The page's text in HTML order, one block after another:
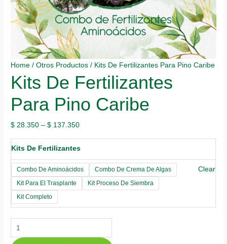
Home /Otros Productos / Kits De Fertilizantes Para Pino Caribe
Kits De Fertilizantes
Para Pino Caribe
$ 28.350 –$ 137.350
Kits De Fertilizantes
Combo De Aminoácidos
Combo De Crema De Algas
Kit Para El Trasplante
Kit Proceso De Siembra
Kit Completo
Clear
Kits
De